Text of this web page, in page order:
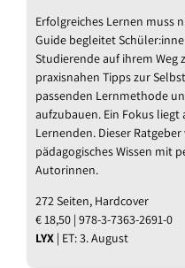
Erfolgreiches Lernen muss
Guide begleitet
Studierende auf ihrem
praxisnahen Tipps zur
passenden Lernmethode
aufzubauen. Ein Fokus
Lernenden. Dieser
pädagogisches Wissen mit
Autorinnen.
272 Seiten, Hardcover
€ 18,50 | 978-3-7363-2691-0
LYX | ET: 3. August